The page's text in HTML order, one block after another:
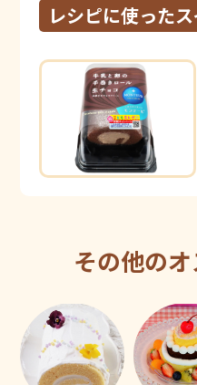
レシピに使った
その他の